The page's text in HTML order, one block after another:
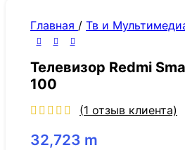
Главная / Тв и
Телевизор Redmi
100
(1 отзыв клиента)
32,723 m